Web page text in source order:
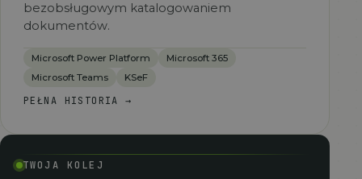
bezobsługowym katalogowaniem
dokumentów.
Microsoft Power Platform
Microsoft 365
Microsoft Teams
KSeF
PEŁNA HISTORIA→
TWOJA KOLEJ